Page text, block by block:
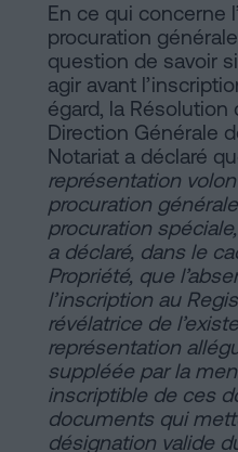
En ce qui concerne
procuration
question de savoir
agir avant
égard, la Résolution
Direction Générale
Notariat a déclaré
représentation
procuration
procuration
a déclaré, dans le
Propriété, que
l’inscription au
révélatrice de
représentation
suppléée par la
inscriptible de ces
documents qui
désignation valide